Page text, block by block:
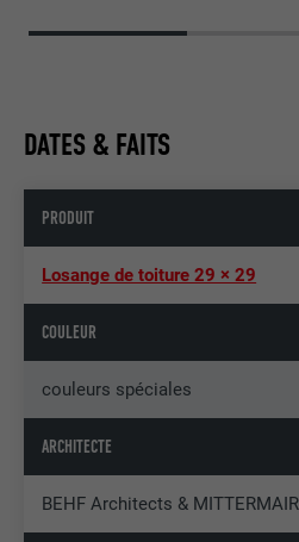
DATES & FAITS
PRODUIT
Losange de toiture 29 × 29
COULEUR
couleurs spéciales
ARCHITECTE
BEHF Architects &